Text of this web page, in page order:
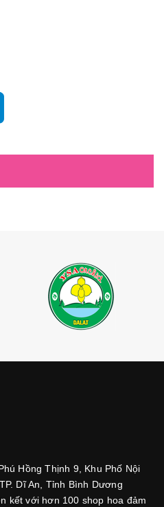
Hồng Thịnh 9, Khu Phố Nội
Dĩ An, Tỉnh Bình Dương
kết với hơn 100 shop hoa đảm